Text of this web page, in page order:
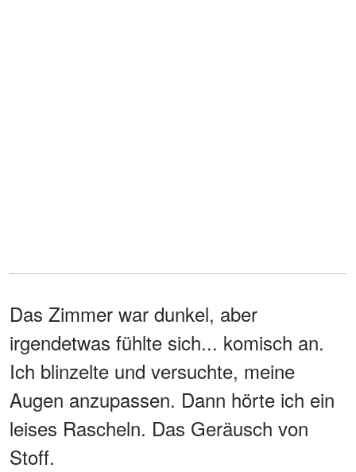
Das Zimmer war dunkel, aber
irgendetwas fühlte sich... komisch an.
Ich blinzelte und versuchte, meine
Augen anzupassen. Dann hörte ich ein
leises Rascheln. Das Geräusch von
Stoff.